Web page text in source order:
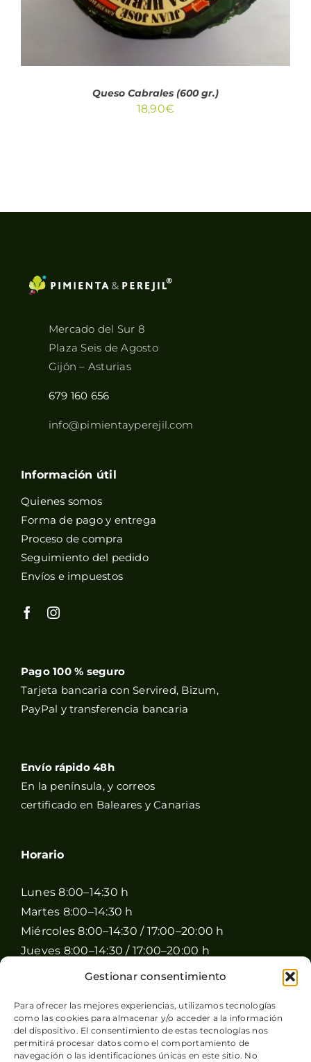
Gestionar consentimiento
Para ofrecer las mejores experiencias, utilizamos tecnologías
como las cookies para almacenar y/o acceder a la información
del dispositivo. El consentimiento de estas tecnologías nos
permitirá procesar datos como el comportamiento de
navegación o las identificaciones únicas en este sitio. No
Queso Cabrales (600 gr.)
18,90€
Mercado del Sur 8
Plaza Seis de Agosto
Gijón – Asturias
679 160 656
info@pimientayperejil.com
Información útil
Quienes somos
Forma de pago y entrega
Proceso de compra
Seguimiento del pedido
Envíos e impuestos
Pago 100 % seguro
Tarjeta bancaria con Servired, Bizum,
PayPal y transferencia bancaria
Envío rápido 48h
En la península, y correos
certificado en Baleares y Canarias
Horario
Lunes 8:00–14:30 h
Martes 8:00–14:30 h
Miércoles 8:00–14:30 / 17:00–20:00 h
Jueves 8:00–14:30 / 17:00–20:00 h
Viernes 8:00–14:30 / 17:00–20:00 h
Domingo Cerrado